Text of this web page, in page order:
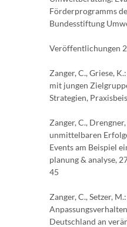
Förderprogramms
Bundesstiftung
Veröffentlichungen
Zanger, C., Griese,
mit jungen
Strategien,
Zanger, C.,
unmittelbaren
Events am Beispiel
planung & analyse,
45
Zanger, C., Setzer,
Deutschland an